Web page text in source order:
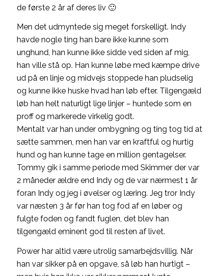
de første 2 år af deres liv 🙂
Men det udmyntede sig meget forskelligt. Indy
havde nogle ting han bare ikke kunne som
unghund, han kunne ikke sidde ved siden af mig,
han ville stå op. Han kunne løbe med kæmpe drive
ud på en linje og midvejs stoppede han pludselig
og kunne ikke huske hvad han løb efter. Tilgengæld
løb han helt naturligt lige linjer – huntede som en
proff og markerede virkelig godt.
Mentalt var han under ombygning og ting tog tid at
sætte sammen, men han var en kraftful og hurtig
hund og han kunne tage en million gentagelser.
Tommy gik i samme periode med Skimmer der var
2 måneder ældre end Indy og de var nærmest 1 år
foran Indy og jeg i øvelser og læring. Jeg tror Indy
var næsten 3 år før han tog fod af en løber og
fulgte foden og fandt fuglen, det blev han
tilgengæld eminent god til resten af livet.
Power har altid være utrolig samarbejdsvillig. Når
han var sikker på en opgave, så løb han hurtigt –